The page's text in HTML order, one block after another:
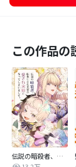
この作品の
伝説の暗殺者、転生したら王家の愛され末娘になってしまいまして。【タテヨミ】